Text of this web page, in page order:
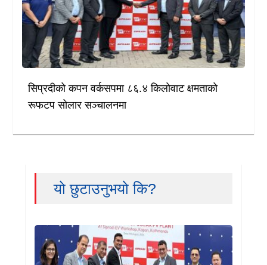
सिप्रदीको कपन वर्कसपमा ८६.४ किलोवाट क्षमताको
रूफटप सोलार सञ्चालनमा
यो छुटाउनुभयो कि?